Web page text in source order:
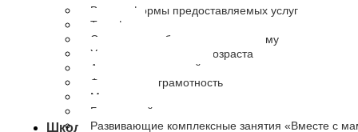
Виды и формы предоставляемых услуг
Тарифы
Социальное обслуживание на дому
Университет третьего возраста
Академия родителей
Финансовая грамотность
Медиация
Буду мамой
Развивающие комплексные занятия «Вместе с
Школа приемных родителей